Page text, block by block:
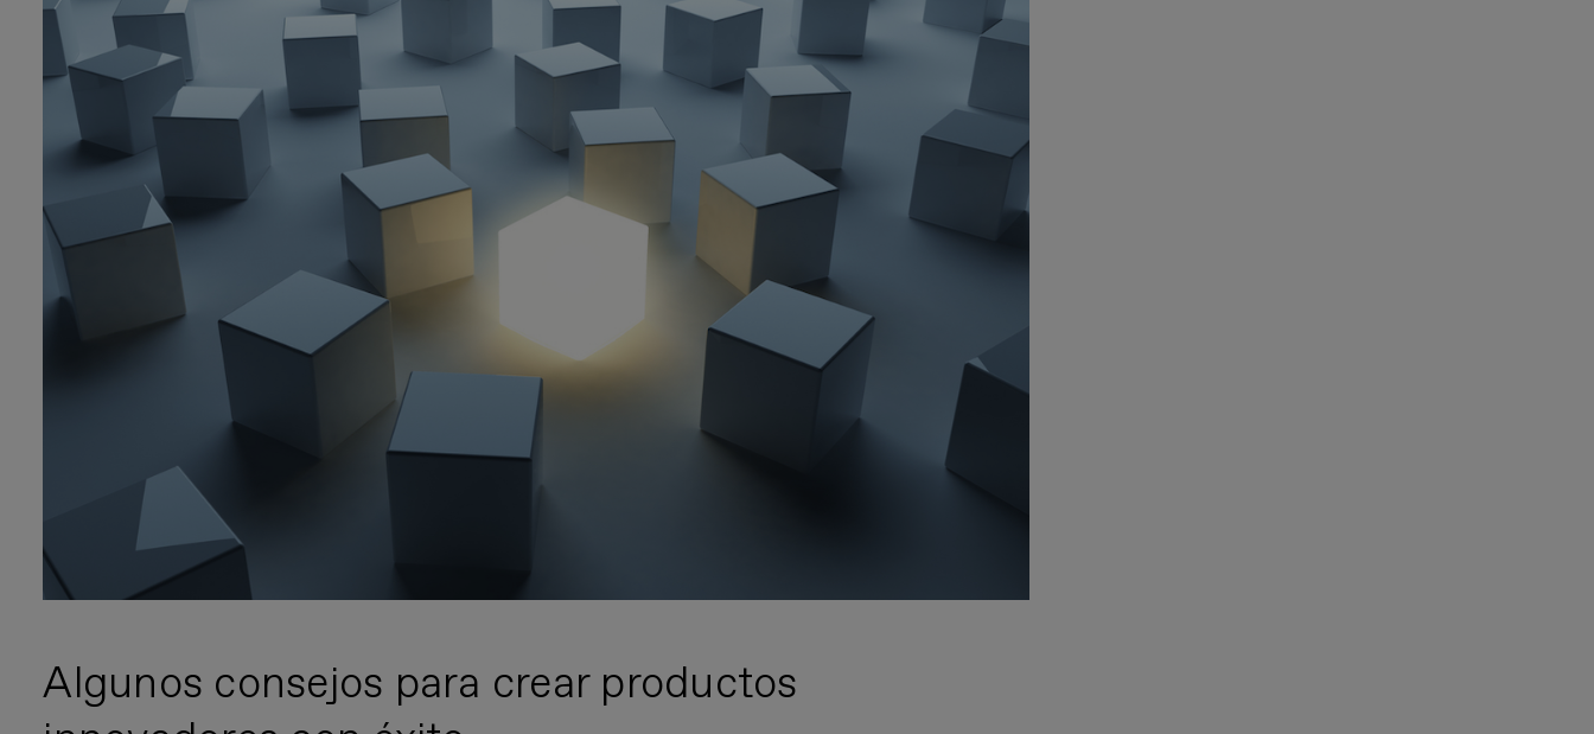
Algunos consejos para crear productos